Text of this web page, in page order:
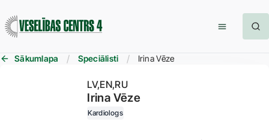
Sākumlapa Speciālisti Irina Vēze
LV EN RU
Irina Vēze
Kardiologs